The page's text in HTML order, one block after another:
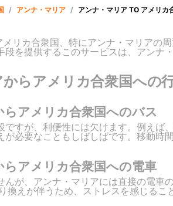
/ アンナ・マリア / アンナ・マリア TO アメリカ
リカ合衆国、特にアンナ・マリアの
を提供するこのサービスは、アンナ
らアメリカ合衆国への
アメリカ合衆国へのバス
ですが、利便性には欠けます。例え
が必要なこともしばしばです。移動時
アメリカ合衆国への電車
んが、アンナ・マリアには直接の電
えが伴うため、ストレスを感じるこ